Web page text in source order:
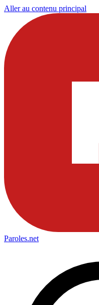
Aller au contenu principal
Paroles.net